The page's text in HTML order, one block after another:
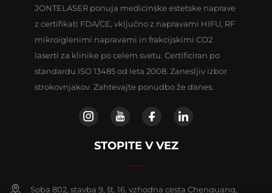
JONTELASER ponuja medicinske estetske naprave
z certifikati FDA/CE, vključno z napravami HIFU, RF
mikroiglenimi napravami in frakcijskimi CO2
laserti za klinike po celem svetu. Certificiran po
standardu ISO 13485 od leta 2008. Zanesljiv izbor
strokovnjakov. Zahtevajte ponudbo že danes.
STOPITE V VEZ
Soba 802, stavba 9, št. 16, vzhodna cesta Chenguang,